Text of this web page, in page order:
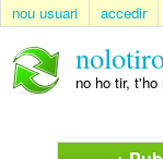
nou usuari accedir
no ho tir,